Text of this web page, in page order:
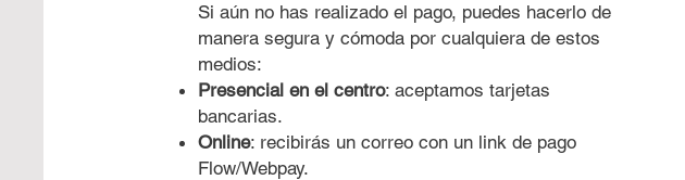
Si aún no has realizado el pago, puedes hacerlo de
manera segura y cómoda por cualquiera de estos
medios:
Presencial en el centro: aceptamos tarjetas
bancarias.
Online: recibirás un correo con un link de pago
Flow/Webpay.